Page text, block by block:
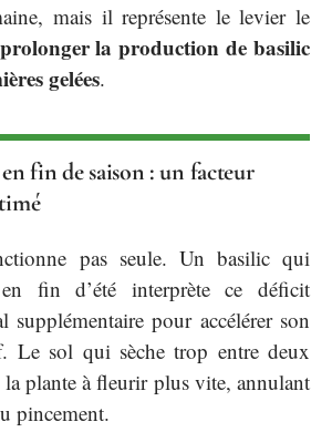
mais il représente le levier le
prolonger la production de basilic
gelées.
fin de saison : un facteur
pas seule. Un basilic qui
en fin d’été interprète ce déficit
supplémentaire pour accélérer son
Le sol qui sèche trop entre deux
la plante à fleurir plus vite, annulant
pincement.